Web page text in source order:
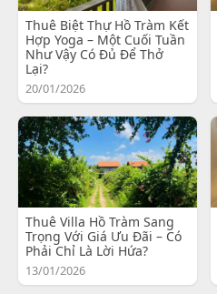
Thuê Biệt Thự Hồ Tràm Kết
Hợp Yoga – Một Cuối Tuần
Như Vậy Có Đủ Để Thở
Lại?
20/01/2026
Thuê Villa Hồ Tràm Sang
Trọng Với Giá Ưu Đãi – Có
Phải Chỉ Là Lời Hứa?
13/01/2026